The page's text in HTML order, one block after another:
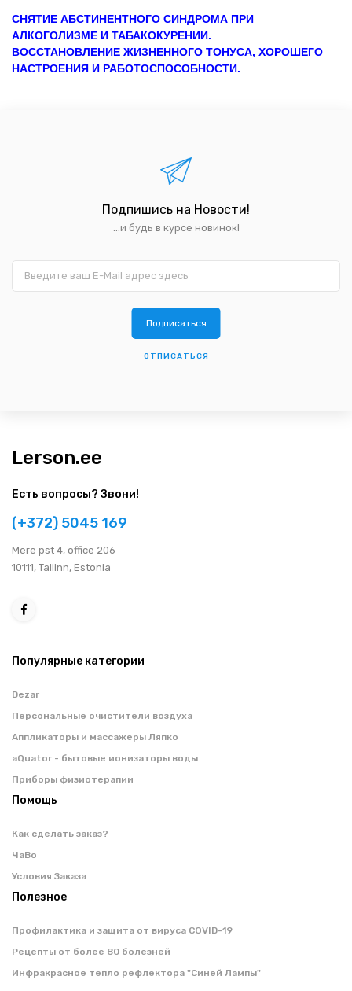
СНЯТИЕ АБСТИНЕНТНОГО СИНДРОМА ПРИ
АЛКОГОЛИЗМЕ И ТАБАКОКУРЕНИИ.
ВОССТАНОВЛЕНИЕ ЖИЗНЕННОГО ТОНУСА, ХОРОШЕГО
НАСТРОЕНИЯ И РАБОТОСПОСОБНОСТИ.
Подпишись на Новости!
...и будь в курсе новинок!
ОТПИСАТЬСЯ
Lerson.ee
Есть вопросы? Звони!
(+372) 5045 169
Мere pst 4, office 206
10111, Tallinn, Estonia
Популярные категории
Dezar
Персональные очистители воздуха
Аппликаторы и массажеры Ляпко
aQuator - бытовые ионизаторы воды
Приборы физиотерапии
Помощь
Как сделать заказ?
ЧаВо
Условия Заказа
Полезное
Профилактика и защита от вируса COVID-19
Рецепты от более 80 болезней
Инфракрасное тепло рефлектора "Синей Лампы"